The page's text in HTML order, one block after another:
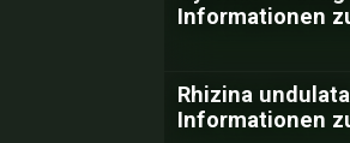
Informationen
Rhizina
Informationen